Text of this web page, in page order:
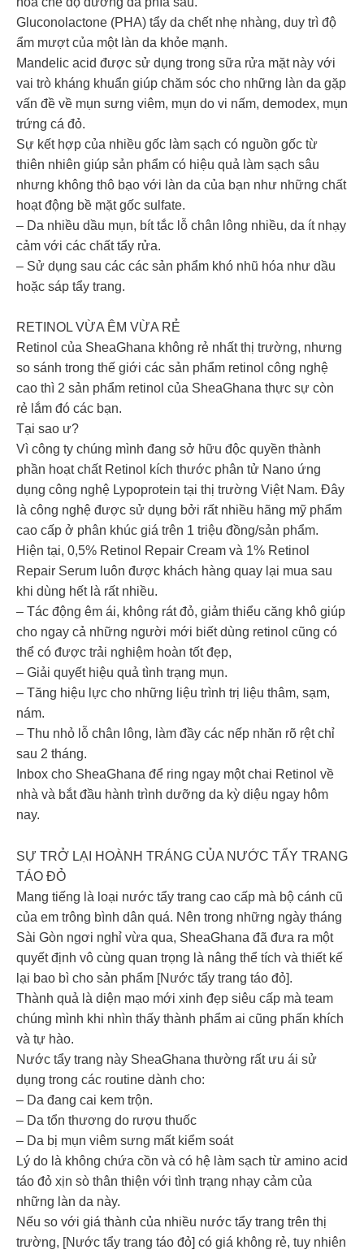
Gluconolactone (PHA) tẩy da chết nhẹ nhàng, duy trì độ
ẩm mượt của một làn da khỏe mạnh.
Mandelic acid được sử dụng trong sữa rửa mặt này với
vai trò kháng khuẩn giúp chăm sóc cho những làn da gặp
vấn đề về mụn sưng viêm, mụn do vi nấm, demodex, mụn
trứng cá đỏ.
Sự kết hợp của nhiều gốc làm sạch có nguồn gốc từ
thiên nhiên giúp sản phẩm có hiệu quả làm sạch sâu
nhưng không thô bạo với làn da của bạn như những chất
hoạt động bề mặt gốc sulfate.
– Da nhiều dầu mụn, bít tắc lỗ chân lông nhiều, da ít nhạy
cảm với các chất tẩy rửa.
– Sử dụng sau các các sản phẩm khó nhũ hóa như dầu
hoặc sáp tẩy trang.
RETINOL VỪA ÊM VỪA RẺ
Retinol của SheaGhana không rẻ nhất thị trường, nhưng
so sánh trong thế giới các sản phẩm retinol công nghệ
cao thì 2 sản phẩm retinol của SheaGhana thực sự còn
rẻ lắm đó các bạn.
Tại sao ư?
Vì công ty chúng mình đang sở hữu độc quyền thành
phần hoạt chất Retinol kích thước phân tử Nano ứng
dụng công nghệ Lypoprotein tại thị trường Việt Nam. Đây
là công nghệ được sử dụng bởi rất nhiều hãng mỹ phẩm
cao cấp ở phân khúc giá trên 1 triệu đồng/sản phẩm.
Hiện tại, 0,5% Retinol Repair Cream và 1% Retinol
Repair Serum luôn được khách hàng quay lại mua sau
khi dùng hết là rất nhiều.
– Tác động êm ái, không rát đỏ, giảm thiểu căng khô giúp
cho ngay cả những người mới biết dùng retinol cũng có
thể có được trải nghiệm hoàn tốt đẹp,
– Giải quyết hiệu quả tình trạng mụn.
– Tăng hiệu lực cho những liệu trình trị liệu thâm, sạm,
nám.
– Thu nhỏ lỗ chân lông, làm đầy các nếp nhăn rõ rệt chỉ
sau 2 tháng.
Inbox cho SheaGhana để ring ngay một chai Retinol về
nhà và bắt đầu hành trình dưỡng da kỳ diệu ngay hôm
nay.
SỰ TRỞ LẠI HOÀNH TRÁNG CỦA NƯỚC TẨY TRANG
TÁO ĐỎ
Mang tiếng là loại nước tẩy trang cao cấp mà bộ cánh cũ
của em trông bình dân quá. Nên trong những ngày tháng
Sài Gòn ngơi nghỉ vừa qua, SheaGhana đã đưa ra một
quyết định vô cùng quan trọng là nâng thể tích và thiết kế
lại bao bì cho sản phẩm [Nước tẩy trang táo đỏ].
Thành quả là diện mạo mới xinh đẹp siêu cấp mà team
chúng mình khi nhìn thấy thành phẩm ai cũng phấn khích
và tự hào.
Nước tẩy trang này SheaGhana thường rất ưu ái sử
dụng trong các routine dành cho:
– Da đang cai kem trộn.
– Da tổn thương do rượu thuốc
– Da bị mụn viêm sưng mất kiểm soát
Lý do là không chứa cồn và có hệ làm sạch từ amino acid
táo đỏ xịn sò thân thiện với tình trạng nhạy cảm của
những làn da này.
Nếu so với giá thành của nhiều nước tẩy trang trên thị
trường, [Nước tẩy trang táo đỏ] có giá không rẻ, tuy nhiên